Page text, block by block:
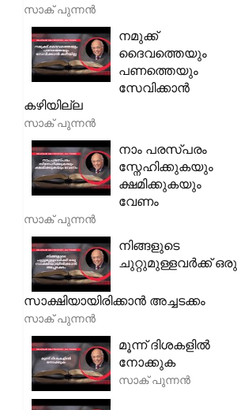
സാക് പുന്നൻ
നമുക്ക്
ദൈവത്തെയും
പണത്തെയും
സേവിക്കാൻ
കഴിയില്ല
സാക് പുന്നൻ
നാം പരസ്പരം
സ്നേഹിക്കുകയും
ക്ഷമിക്കുകയും
വേണം
സാക് പുന്നൻ
നിങ്ങളുടെ
ചുറ്റുമുള്ളവർക്ക് ഒരു
സാക്ഷിയായിരിക്കാൻ അച്ചടക്കം
സാക് പുന്നൻ
മൂന്ന് ദിശകളിൽ
നോക്കുക
സാക് പുന്നൻ